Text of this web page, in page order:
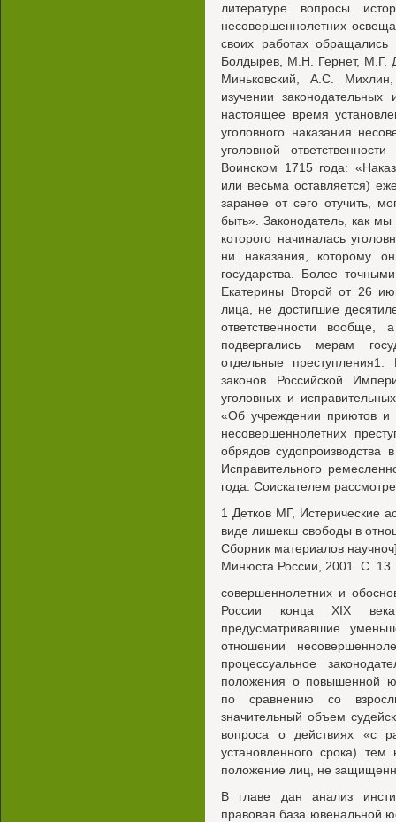
литературе вопросы
несовершеннолетних
своих работах
Болдырев, М.Н. Гернет, М.Г.
Миньковский, A.C.
изучении
настоящее время
уголовного наказания
уголовной
Воинском 1715 года:
или весьма оставляется)
заранее от сего отучить,
быть». Законодатель, как
которого начиналась
ни наказания, которому
государства. Более
Екатерины Второй от 26
лица, не достигшие
ответственности
подвергались мерам
отдельные
законов Российской
уголовных и
«Об учреждении приютов и
несовершеннолетних
обрядов судопроизводства
Исправительного
года. Соискателем
1 Детков МГ, Истерические
виде лишекш свободы в
Сборник материалов
Минюста России, 2001. С. 13.
совершеннолетних и
России конца XIX
предусматривавшие
отношении
процессуальное
положения о повышенной
по сравнению со
значительный объем
вопроса о действиях «с
установленного срока)
положение лиц, не
В главе дан анализ
правовая база ювенальной